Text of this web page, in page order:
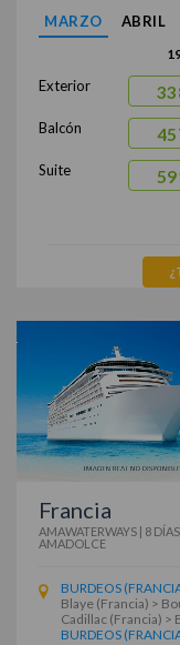
MARZO ABRIL
Exterior
Balcón
Suite
Francia
AMAWATERWAYS 8
AMADOLCE
BURDEOS
Blaye (Francia) >
Cadillac (Francia) >
BURDEOS